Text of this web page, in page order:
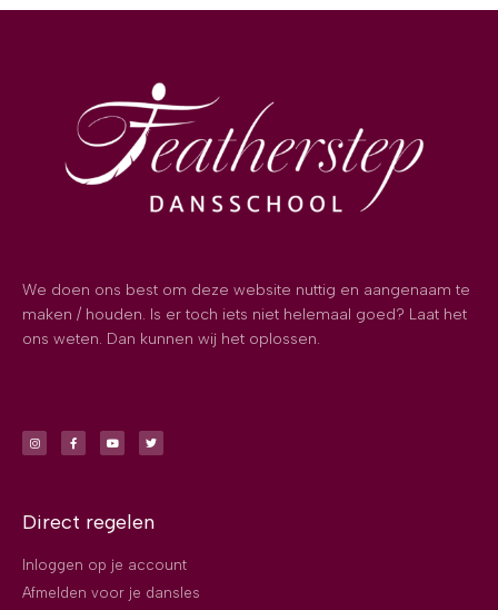
We doen ons best om deze website nuttig en aangenaam te
maken / houden. Is er toch iets niet helemaal goed? Laat het
ons weten. Dan kunnen wij het oplossen.
Direct regelen
Inloggen op je account
Afmelden voor je dansles